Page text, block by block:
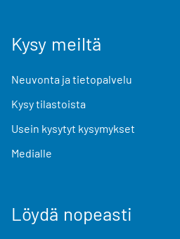
Kysy meiltä
Neuvonta ja tietopalvelu
Kysy tilastoista
Usein kysytyt kysymykset
Medialle
Löydä nopeasti